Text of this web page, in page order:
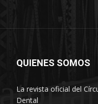
QUIENES SOMOS
La revista oficial del
Dental